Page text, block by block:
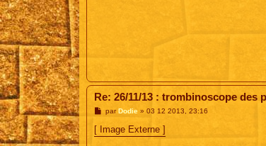
Re: 26/11/13 : trombinoscope des
M
s
s
parDodie» 03 12 2013, 23:16
[ Image Externe ]